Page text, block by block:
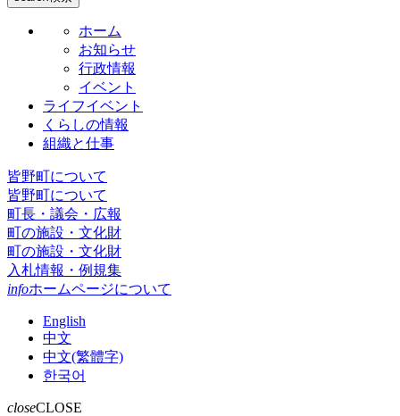
ホーム
お知らせ
行政情報
イベント
ライフイベント
くらしの情報
組織と仕事
皆野町について
皆野町について
町長・議会・広報
町の施設・文化財
町の施設・文化財
入札情報・例規集
infoホームページについて
English
中文
中文(繁體字)
한국어
closeCLOSE